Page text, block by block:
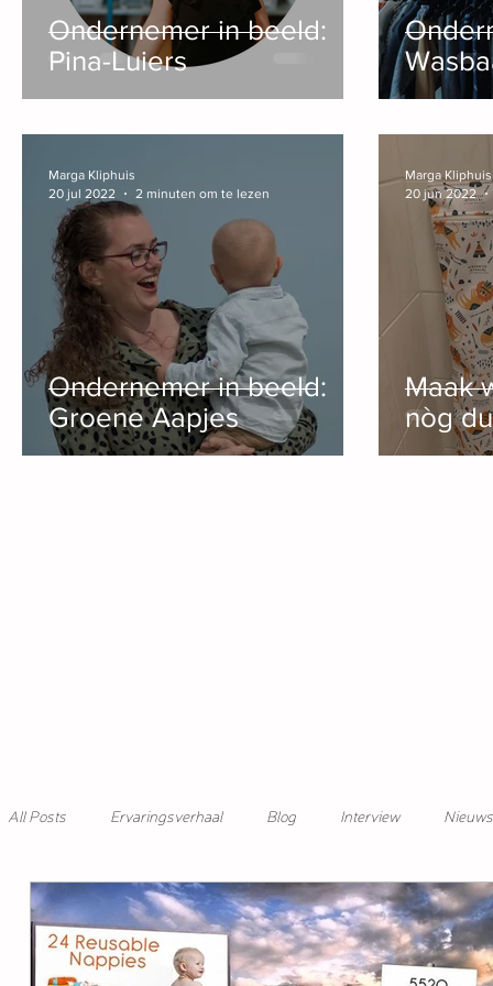
Ondernemer in beeld:
Pina-Luiers
Ondernemer in beeld:
Groene Aapjes
Marga Kliphuis
20 jul 2022
2 minuten om te lezen
Maak
nòg
Marga Kliphuis
20 jun 2022
All Posts Ervaringsverhaal Blog Interview Nieuws